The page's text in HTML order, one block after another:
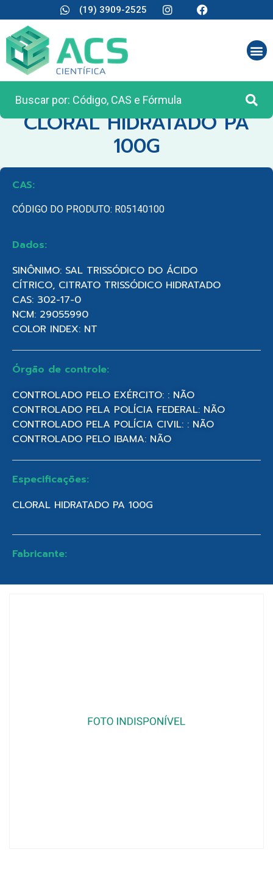
(19) 3909-2525
CATEGORIA:REAGENTES ANALÍTICOS
CLORAL HIDRATADO PA
100G
CAS:
CÓDIGO DO PRODUTO: R05140100
Dados:
SINÔNIMO: SAL TRISSÓDICO DO ÁCIDO
CÍTRICO, CITRATO TRISSÓDICO HIDRATADO
CAS: 302-17-0
NCM: 29055990
COLOR INDEX: NT
Órgão de controle:
CONTROLADO PELO EXÉRCITO: : NÃO
CONTROLADO PELA POLÍCIA FEDERAL: NÃO
CONTROLADO PELA POLÍCIA CIVIL: : NÃO
CONTROLADO PELO IBAMA: NÃO
Especificações:
CLORAL HIDRATADO PA 100G
Fabricante: